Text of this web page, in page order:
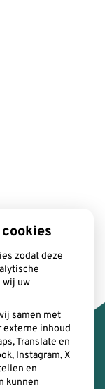
zodat deze
wij uw
samen met
externe inhoud
Translate en
Instagram, X
en
kunnen